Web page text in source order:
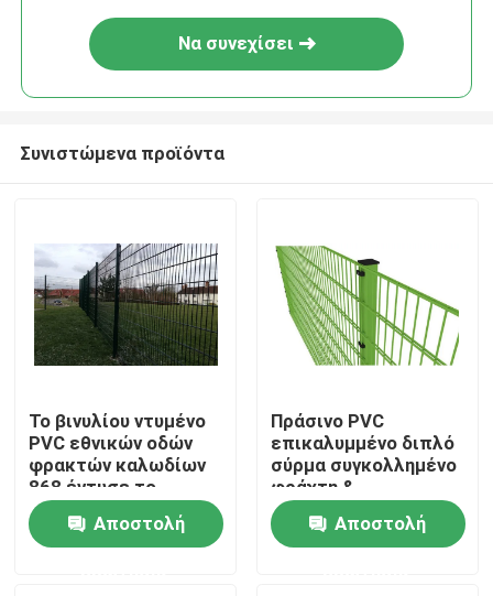
Σπίτι
Προϊόντα
Να συνεχίσει
Συνιστώμενα προϊόντα
Το βινυλίου ντυμένο
PVC εθνικών οδών
φρακτών καλωδίων
868 έντυσε το
ενωμένο στενά
πλέγμαΑποστολή
Πράσινο PVC
επικαλυμμένο διπλό
σύρμα συγκολλημένο
φράχτη &
γαλβανισμένο
συγκολλημένο σύρμα
πλέγμα
Αποστολή